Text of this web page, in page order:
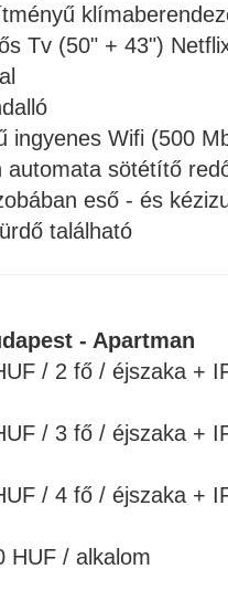
Tv (50" + 43")
ingyenes Wifi (500
automata sötétítő
eső - és
található
- Apartman
/ 2 fő / éjszaka +
/ 3 fő / éjszaka +
/ 4 fő / éjszaka +
HUF / alkalom